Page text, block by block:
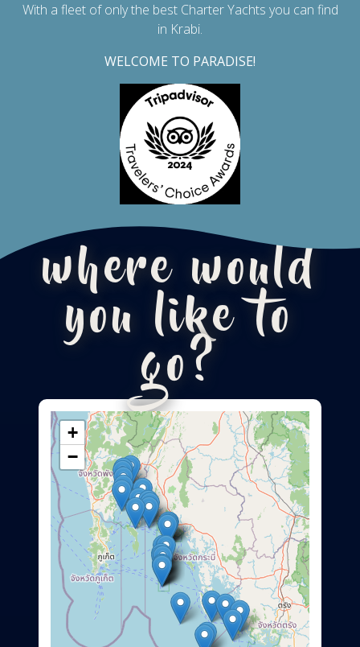
With a fleet of only the best Charter Yachts you can find
in Krabi.
WELCOME TO PARADISE!
where would
you like to
go?
+
−